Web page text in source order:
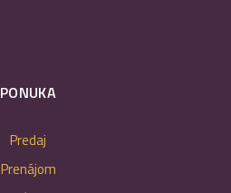
PONUKA
Predaj
Prenájom